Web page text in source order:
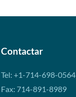
Contactar
Tel: +1-714-698-0564
Fax: 714-891-8989